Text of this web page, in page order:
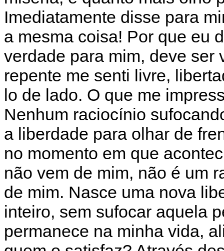
Imediatamente disse para
a mesma coisa! Por que eu
verdade para mim, deve ser
repente me senti livre,
lo de lado. O que me
Nenhum raciocínio
a liberdade para olhar de
no momento em que
não vem de mim, não é um
de mim. Nasce uma nova
inteiro, sem sufocar aquela
permanece na minha vida,